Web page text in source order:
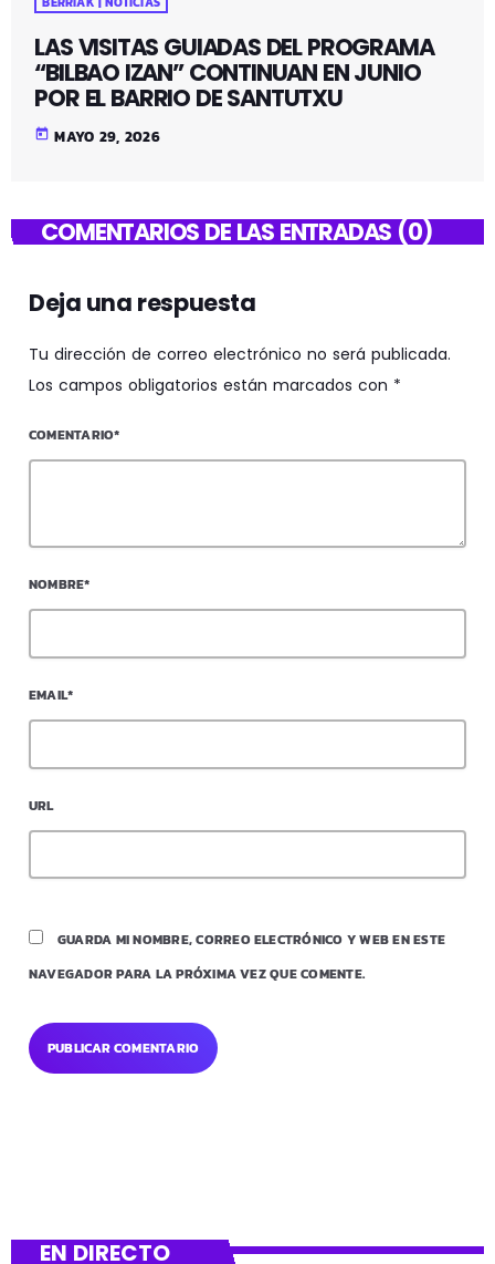
LAS VISITAS GUIADAS DEL PROGRAMA
“BILBAO IZAN” CONTINUAN EN JUNIO
POR EL BARRIO DE SANTUTXU
today MAYO 29, 2026
COMENTARIOS DE LAS ENTRADAS (0)
Deja una respuesta
Tu dirección de correo electrónico no será publicada.
Los campos obligatorios están marcados con *
COMENTARIO*
NOMBRE*
EMAIL*
URL
GUARDA MI NOMBRE, CORREO ELECTRÓNICO Y WEB EN ESTE
NAVEGADOR PARA LA PRÓXIMA VEZ QUE COMENTE.
EN DIRECTO